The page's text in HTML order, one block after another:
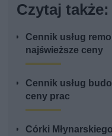
Czytaj także:
Cennik usług
najświeższe ceny
Cennik usług
ceny prac
Córki